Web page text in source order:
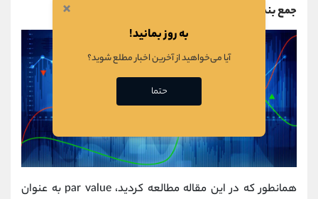
جمع بندی
همانطور که در این مقاله مطالعه کردید، par value به عنوان
×
به روز بمانید!
آیا می‌خواهید از آخرین اخبار مطلع شوید؟
حتما